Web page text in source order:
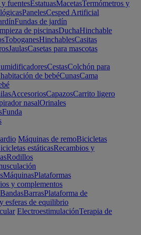
fuentesEstatuasMacetasTermómetros y
PanelesCesped Artificial
Fundas de jardín
de piscinasDuchaHinchable
ToboganesHinchablesCasitas
JaulasCasetas para mascotas
CestasColchón para
de bebéCunasCama
AccesoriosCapazosCarrito ligero
nasalOrinales
Funda
Máquinas de remoBicicletas
estáticasRecambios y
Rodillos
MáquinasPlataformas
y complementos
BandasBarrasPlataforma de
esferas de equilibrio
ElectroestimulaciónTerapia de